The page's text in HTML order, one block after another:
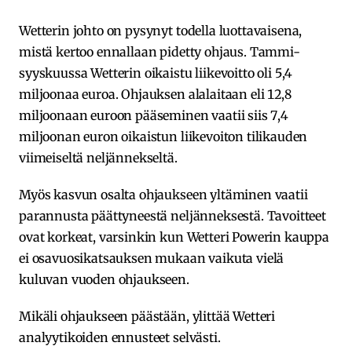
Wetterin johto on pysynyt todella luottavaisena,
mistä kertoo ennallaan pidetty ohjaus. Tammi-
syyskuussa Wetterin oikaistu liikevoitto oli 5,4
miljoonaa euroa. Ohjauksen alalaitaan eli 12,8
miljoonaan euroon pääseminen vaatii siis 7,4
miljoonan euron oikaistun liikevoiton tilikauden
viimeiseltä neljännekseltä.
Myös kasvun osalta ohjaukseen yltäminen vaatii
parannusta päättyneestä neljänneksestä. Tavoitteet
ovat korkeat, varsinkin kun Wetteri Powerin kauppa
ei osavuosikatsauksen mukaan vaikuta vielä
kuluvan vuoden ohjaukseen.
Mikäli ohjaukseen päästään, ylittää Wetteri
analyytikoiden ennusteet selvästi.